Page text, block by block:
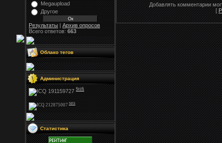
Megaupload
Другое
Результаты|Архив опросов
Всего ответов:663
Облако тегов
Администрация
Stifi
NFS
Статистика
Добавлять комментарии
[